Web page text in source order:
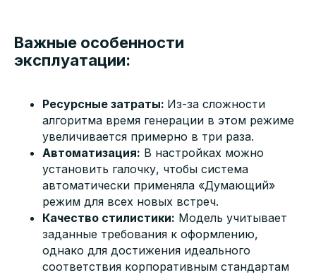
Важные особенности
эксплуатации:
Ресурсные затраты: Из-за сложности
алгоритма время генерации в этом режиме
увеличивается примерно в три раза.
Автоматизация: В настройках можно
установить галочку, чтобы система
автоматически применяла «Думающий»
режим для всех новых встреч.
Качество стилистики: Модель учитывает
заданные требования к оформлению,
однако для достижения идеального
соответствия корпоративным стандартам